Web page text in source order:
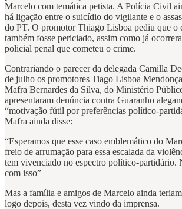
Marcelo com temática petista. A Polícia Civil
há ligação entre o suicídio do vigilante e o
do PT. O promotor Thiago Lisboa pediu que o
também fosse periciado, assim como já
policial penal que cometeu o crime.
Contrariando o parecer da delegada Camilla
de julho os promotores Tiago Lisboa
Mafra Bernardes da Silva, do Ministério
apresentaram denúncia contra Guaranho
“motivação fútil por preferências político-
Mafra ainda disse:
“Esperamos que esse caso emblemático do
freio de arrumação para essa escalada da
tem vivenciado no espectro político-partidário.
com isso”
Mas a família e amigos de Marcelo ainda
logo depois, desta vez vindo da imprensa.